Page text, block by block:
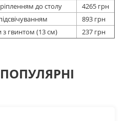
до столу
4265 грн
893 грн
з гвинтом (13 см)
237 грн